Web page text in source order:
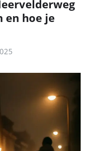
en hoe je